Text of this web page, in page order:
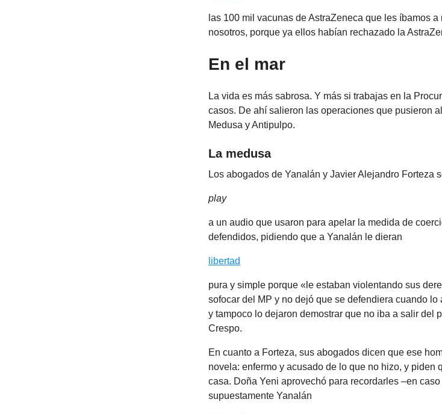
las 100 mil vacunas de AstraZeneca que les íbamos
nosotros, porque ya ellos habían rechazado la
En el mar
La vida es más sabrosa. Y más si trabajas en la
casos. De ahí salieron las operaciones que pusieron
Medusa y Antipulpo.
La medusa
Los abogados de Yanalán y Javier Alejandro Forteza
play
a un audio que usaron para apelar la medida de
defendidos, pidiendo que a Yanalán le dieran
libertad
pura y simple porque «le estaban violentando sus
sofocar del MP y no dejó que se defendiera cuando
y tampoco lo dejaron demostrar que no iba a salir del
Crespo.
En cuanto a Forteza, sus abogados dicen que ese
novela: enfermo y acusado de lo que no hizo, y piden
casa. Doña Yeni aprovechó para recordarles –en
supuestamente Yanalán